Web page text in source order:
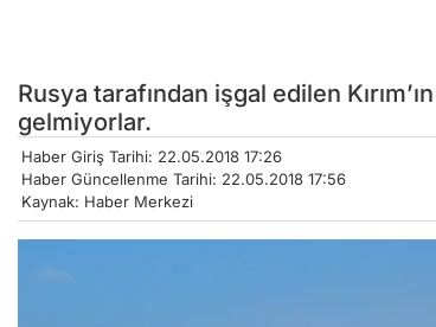
Rusya tarafından işgal edilen
gelmiyorlar.
Haber Giriş Tarihi: 22.05.2018 17:26
Haber Güncellenme Tarihi: 22.05.2018 17:56
Kaynak: Haber Merkezi